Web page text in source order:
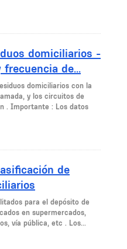
domiciliarios -
de...
domiciliarios con la
y los circuitos de
. Importante : Los datos
de
para el depósito de
en supermercados,
vía pública, etc . Los...